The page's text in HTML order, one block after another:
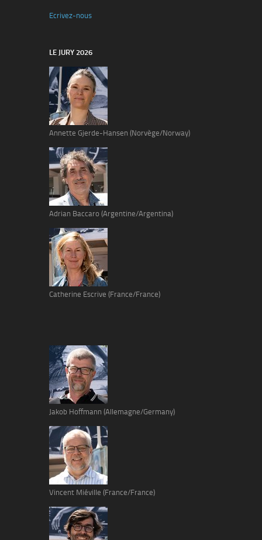
Ecrivez-nous
LE JURY 2026
Annette Gjerde-Hansen (Norvège/Norway)
Adrian Baccaro (Argentine/Argentina)
Catherine Escrive (France/France)
Jakob Hoffmann (Allemagne/Germany)
Vincent Miéville (France/France)